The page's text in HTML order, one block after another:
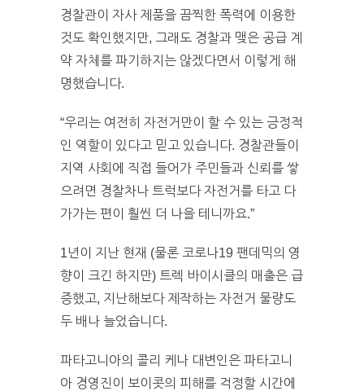
경찰관이 자사 제품을 끔찍한 폭력에 이용한
것도 확인했지만, 그래도 경찰과 맺은 공급 계
약 자체를 파기하지는 않겠다면서 이렇게 해
명했습니다.
“우리는 여전히 자전거만이 할 수 있는 긍정적
인 역할이 있다고 믿고 있습니다. 경찰관들이
지역 사회에 직접 들어가 주민들과 신뢰를 쌓
으려면 경찰차나 트럭보다 자전거를 타고 다
가가는 편이 훨씬 더 나을 테니까요.”
1년이 지난 현재 (물론 코로나19 팬데믹의 영
향이 크긴 하지만) 트렉 바이시클의 매출은 급
증했고, 지난해보다 제작하는 자전거 물량도
두 배나 늘었습니다.
파타고니아의 콜리 케나 대변인은 파타고니
아 경영진이 보이콧의 피해를 걱정할 시간에